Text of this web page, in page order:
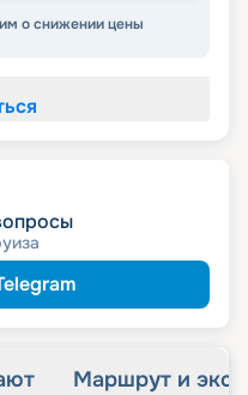
о снижении цены
Маршрут и